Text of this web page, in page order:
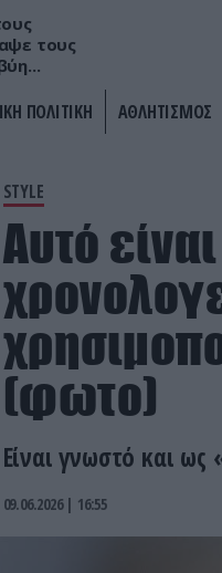
τους
ΠΟΛΙΤΙΚΗ ΑΘΛΗΤΙΣΜΟΣ
STYLE
Αυτό
(φωτο)
Είναι γνωστό και ως
09.06.2026 | 16:55